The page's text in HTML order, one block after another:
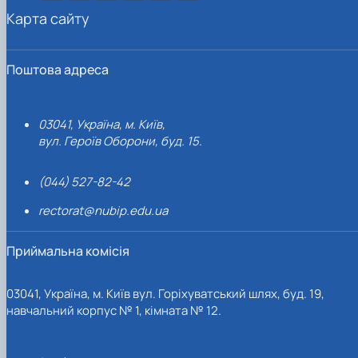
Поштова адреса
03041, Україна, м. Київ,
вул. Героїв Оборони, буд. 15.
(044) 527-82-42
rectorat@nubip.edu.ua
Приймальна комісія
03041, Україна, м. Київ вул. Горіхуватський шлях, буд. 19,
навчальний корпус № 1, кімната № 12.
Карта сайту